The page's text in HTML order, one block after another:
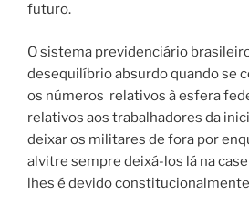
futuro.
O sistema previdenciário
desequilíbrio absurdo quando se
os números relativos à esfera
relativos aos trabalhadores da
deixar os militares de fora por
alvitre sempre deixá-los lá na
lhes é devido